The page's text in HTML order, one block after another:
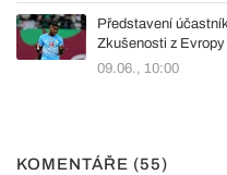
Představení
Zkušenosti z
09.06., 10:00
KOMENTÁŘE (55)